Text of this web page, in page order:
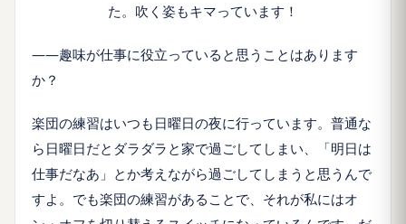
た。吹く姿もキマっています！
――趣味が仕事に役立っていると思うことはあります
か？
楽団の練習はいつも日曜日の夜に行っています。普通な
ら日曜日だとダラダラと家で過ごしてしまい、「明日は
仕事だなあ」とか考えながら過ごしてしまうと思うんで
すよ。でも楽団の練習があることで、それが私にはオ